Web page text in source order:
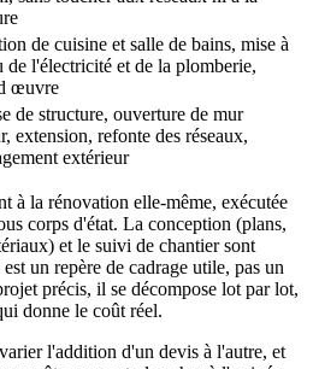
de cuisine et salle de bains, mise à
de l'électricité et de la plomberie,
œuvre
de structure, ouverture de mur
extension, refonte des réseaux,
extérieur
à la rénovation elle-même, exécutée
corps d'état. La conception (plans,
et le suivi de chantier sont
un repère de cadrage utile, pas un
précis, il se décompose lot par lot,
donne le coût réel.
l'addition d'un devis à l'autre, et